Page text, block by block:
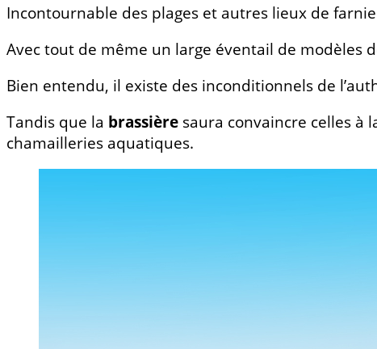
Incontournable des plages et autres lieux de
Avec tout de même un large éventail de modèles
Bien entendu, il existe des inconditionnels de
Tandis que la brassière saura convaincre celles à
chamailleries aquatiques.